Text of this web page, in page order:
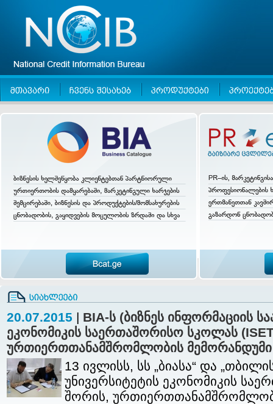
20.07.2015 | BIA-ს (ბიზნეს ინფორმაციის
ეკონომიკის საერთაშორისო სკოლას
ურთიერთთანამშრომლობის
13 ივლისს, სს „ბიასა“ და
უნივერსიტეტის ეკონომიკის
შორის,